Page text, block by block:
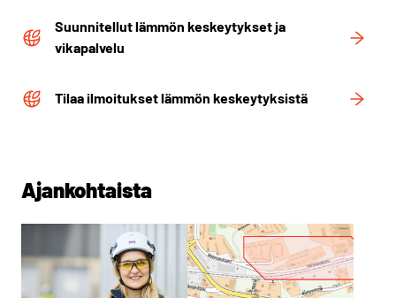
Suunnitellut lämmön keskeytykset ja
vikapalvelu
Tilaa ilmoitukset lämmön keskeytyksistä
Ajankohtaista